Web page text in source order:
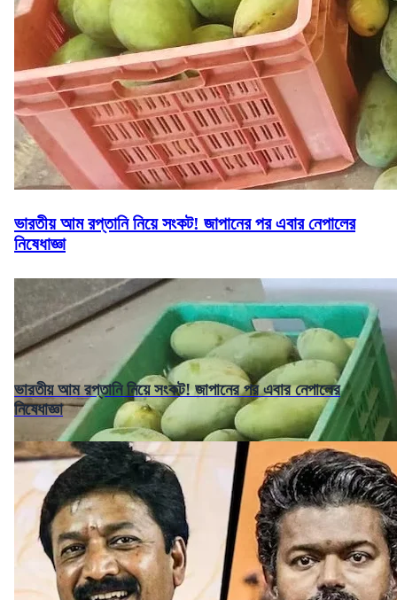
ভারতীয় আম রপ্তানি নিয়ে সংকট! জাপানের পর এবার নেপালের
নিষেধাজ্ঞা
ভারতীয় আম রপ্তানি নিয়ে সংকট! জাপানের পর এবার নেপালের
নিষেধাজ্ঞা